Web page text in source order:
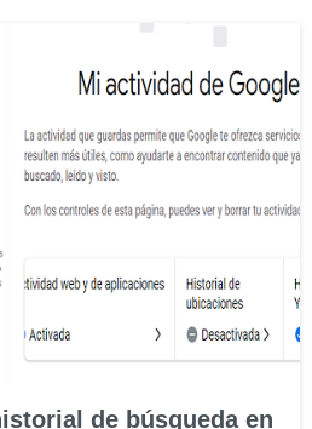
de búsqueda en